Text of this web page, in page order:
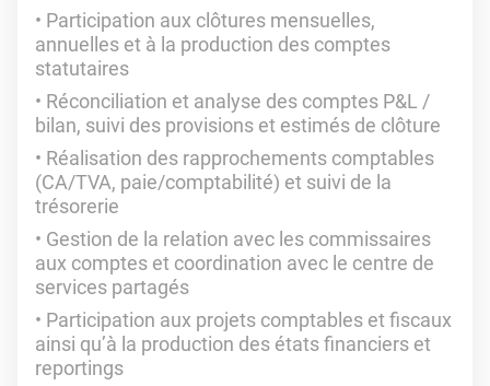
Participation aux clôtures mensuelles,
annuelles et à la production des comptes
statutaires
Réconciliation et analyse des comptes P&L /
bilan, suivi des provisions et estimés de clôture
Réalisation des rapprochements comptables
(CA/TVA, paie/comptabilité) et suivi de la
trésorerie
Gestion de la relation avec les commissaires
aux comptes et coordination avec le centre de
services partagés
Participation aux projets comptables et fiscaux
ainsi qu’à la production des états financiers et
reportings